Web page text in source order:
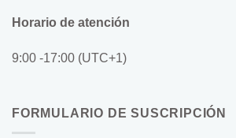
Horario de atención
9:00 -17:00 (UTC+1)
FORMULARIO DE SUSCRIPCIÓN